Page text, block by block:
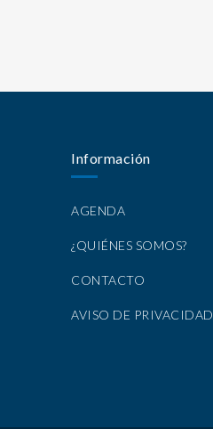
Información
AGENDA
¿QUIÉNES SOMOS?
CONTACTO
AVISO DE PRIVACIDAD